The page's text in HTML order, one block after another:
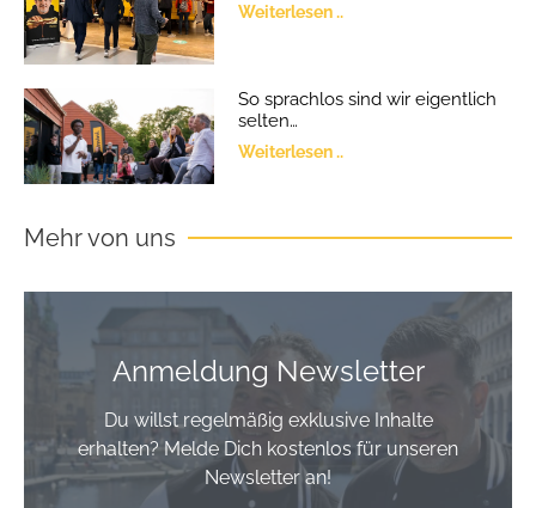
Weiterlesen ..
So sprachlos sind wir eigentlich
selten…
Weiterlesen ..
Mehr von uns
Anmeldung Newsletter
Du willst regelmäßig exklusive Inhalte
erhalten? Melde Dich kostenlos für unseren
Newsletter an!